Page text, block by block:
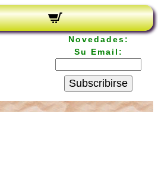
Novedades:
Su Email:
Subscribirse